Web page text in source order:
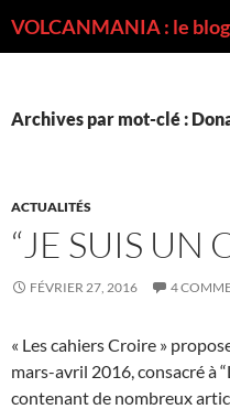
Archives par mot-clé :
ACTUALITÉS
“JE SUIS UN
FÉVRIER 27, 2016 4
« Les cahiers Croire »
mars-avril 2016, consacré à
contenant de nombreux